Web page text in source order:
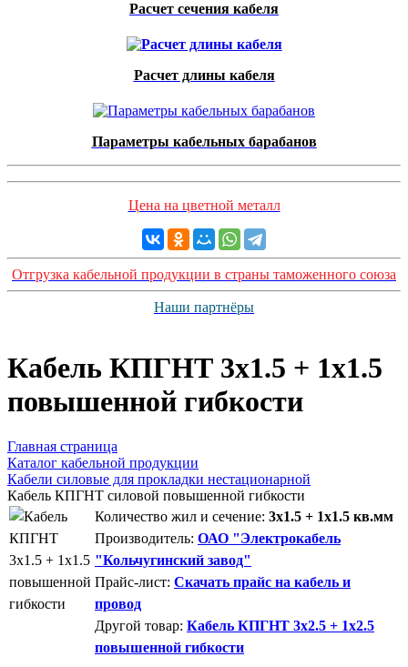
Расчет сечения кабеля
Расчет длины кабеля
Параметры кабельных барабанов
Цена на цветной металл
Отгрузка кабельной продукции в страны таможенного союза
Наши партнёры
Кабель КПГНТ 3x1.5 + 1x1.5
повышенной гибкости
Главная страница
Каталог кабельной продукции
Кабели силовые для прокладки нестационарной
Кабель КПГНТ силовой повышенной гибкости
Количество жил и сечение: 3x1.5 + 1x1.5 кв.мм
Производитель: ОАО "Электрокабель
"Кольчугинский завод"
Прайс-лист: Скачать прайс на кабель и
провод
Другой товар: Кабель КПГНТ 3x2.5 + 1x2.5
повышенной гибкости